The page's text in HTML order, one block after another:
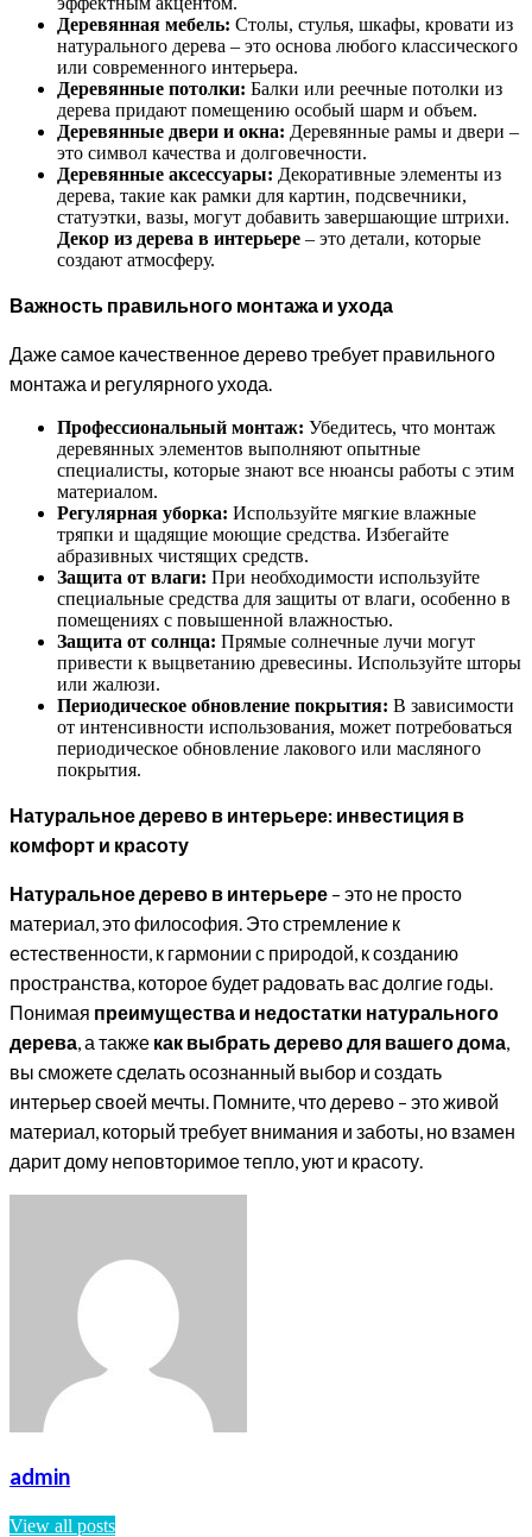
Деревянная мебель: Столы, стулья, шкафы, кровати из
натурального дерева – это основа любого классического
или современного интерьера.
Деревянные потолки: Балки или реечные потолки из
дерева придают помещению особый шарм и объем.
Деревянные двери и окна: Деревянные рамы и двери –
это символ качества и долговечности.
Деревянные аксессуары: Декоративные элементы из
дерева, такие как рамки для картин, подсвечники,
статуэтки, вазы, могут добавить завершающие штрихи.
Декор из дерева в интерьере – это детали, которые
создают атмосферу.
Важность правильного монтажа и ухода
Даже самое качественное дерево требует правильного
монтажа и регулярного ухода.
Профессиональный монтаж: Убедитесь, что монтаж
деревянных элементов выполняют опытные
специалисты, которые знают все нюансы работы с этим
материалом.
Регулярная уборка: Используйте мягкие влажные
тряпки и щадящие моющие средства. Избегайте
абразивных чистящих средств.
Защита от влаги: При необходимости используйте
специальные средства для защиты от влаги, особенно в
помещениях с повышенной влажностью.
Защита от солнца: Прямые солнечные лучи могут
привести к выцветанию древесины. Используйте шторы
или жалюзи.
Периодическое обновление покрытия: В зависимости
от интенсивности использования, может потребоваться
периодическое обновление лакового или масляного
покрытия.
Натуральное дерево в интерьере: инвестиция в
комфорт и красоту
Натуральное дерево в интерьере – это не просто
материал, это философия. Это стремление к
естественности, к гармонии с природой, к созданию
пространства, которое будет радовать вас долгие годы.
Понимая преимущества и недостатки натурального
дерева, а также как выбрать дерево для вашего дома,
вы сможете сделать осознанный выбор и создать
интерьер своей мечты. Помните, что дерево – это живой
материал, который требует внимания и заботы, но взамен
дарит дому неповторимое тепло, уют и красоту.
admin
View all posts